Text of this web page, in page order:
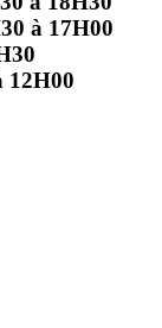
à 17H00
12H00